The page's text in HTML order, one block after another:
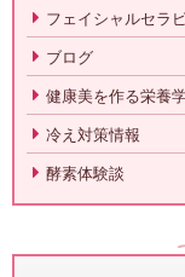
フェイシャルセラ
ブログ
健康美を作る栄養
冷え対策情報
酵素体験談